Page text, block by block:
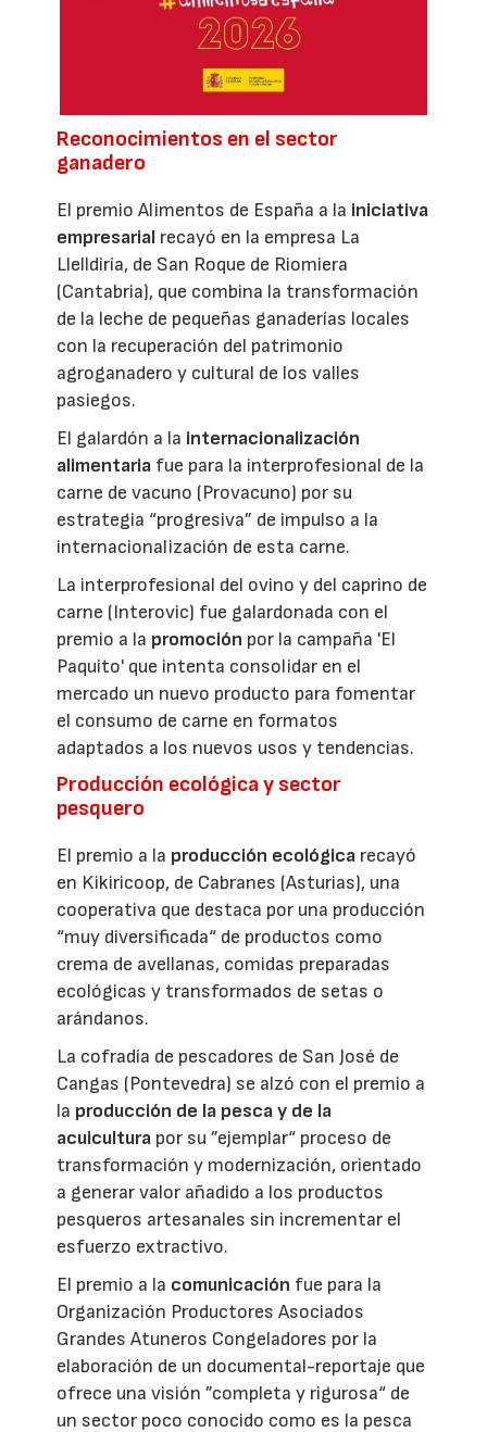
Reconocimientos en el sector
ganadero
El premio Alimentos de España a la iniciativa
empresarial recayó en la empresa La
Llelldiría, de San Roque de Riomiera
(Cantabria), que combina la transformación
de la leche de pequeñas ganaderías locales
con la recuperación del patrimonio
agroganadero y cultural de los valles
pasiegos.
El galardón a la internacionalización
alimentaria fue para la interprofesional de la
carne de vacuno (Provacuno) por su
estrategia “progresiva” de impulso a la
internacionalización de esta carne.
La interprofesional del ovino y del caprino de
carne (Interovic) fue galardonada con el
premio a la promoción por la campaña 'El
Paquito' que intenta consolidar en el
mercado un nuevo producto para fomentar
el consumo de carne en formatos
adaptados a los nuevos usos y tendencias.
Producción ecológica y sector
pesquero
El premio a la producción ecológica recayó
en Kikiricoop, de Cabranes (Asturias), una
cooperativa que destaca por una producción
“muy diversificada“ de productos como
crema de avellanas, comidas preparadas
ecológicas y transformados de setas o
arándanos.
La cofradía de pescadores de San José de
Cangas (Pontevedra) se alzó con el premio a
la producción de la pesca y de la
acuicultura por su ”ejemplar“ proceso de
transformación y modernización, orientado
a generar valor añadido a los productos
pesqueros artesanales sin incrementar el
esfuerzo extractivo.
El premio a la comunicación fue para la
Organización Productores Asociados
Grandes Atuneros Congeladores por la
elaboración de un documental-reportaje que
ofrece una visión ”completa y rigurosa“ de
un sector poco conocido como es la pesca